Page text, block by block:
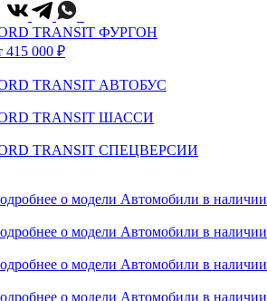
TRANSIT ФУРГОН
415 000 ₽
TRANSIT АВТОБУС
TRANSIT ШАССИ
TRANSIT СПЕЦВЕРСИИ
о модели Автомобили в наличии
о модели Автомобили в наличии
о модели Автомобили в наличии
о модели Автомобили в наличии